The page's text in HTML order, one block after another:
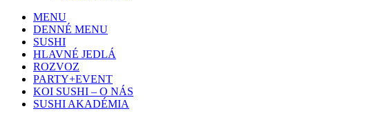
MENU
DENNÉ MENU
SUSHI
HLAVNÉ JEDLÁ
ROZVOZ
PARTY+EVENT
KOI SUSHI – O NÁS
SUSHI AKADÉMIA